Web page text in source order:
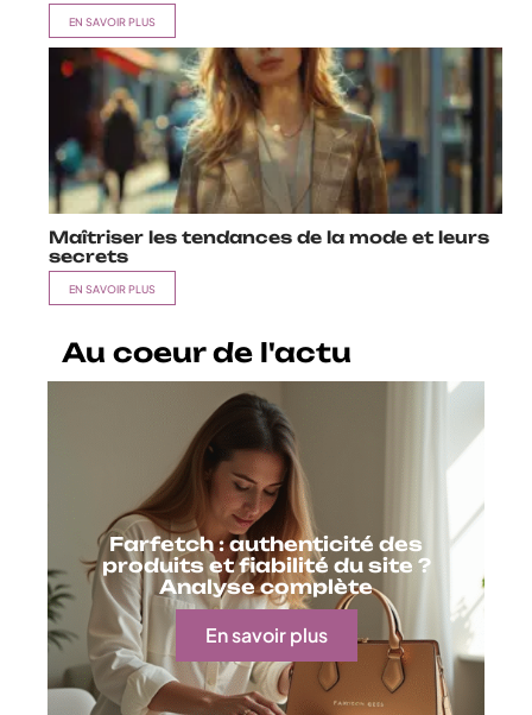
EN SAVOIR PLUS
Maîtriser les tendances de la mode et leurs
secrets
EN SAVOIR PLUS
Au coeur de l'actu
Farfetch : authenticité des
produits et fiabilité du site ?
Analyse complète
En savoir plus